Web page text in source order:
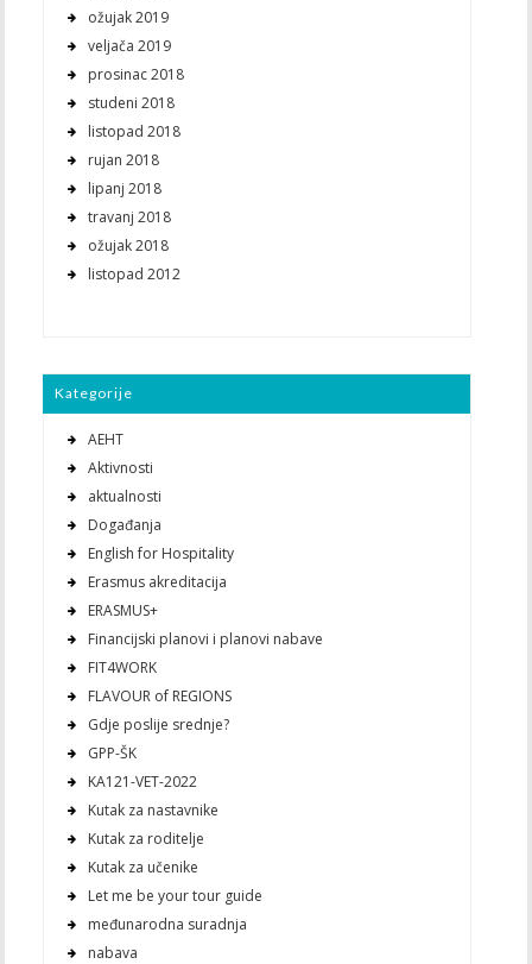
ožujak 2019
veljača 2019
prosinac 2018
studeni 2018
listopad 2018
rujan 2018
lipanj 2018
travanj 2018
ožujak 2018
listopad 2012
Kategorije
AEHT
Aktivnosti
aktualnosti
Događanja
English for Hospitality
Erasmus akreditacija
ERASMUS+
Financijski planovi i planovi nabave
FIT4WORK
FLAVOUR of REGIONS
Gdje poslije srednje?
GPP-ŠK
KA121-VET-2022
Kutak za nastavnike
Kutak za roditelje
Kutak za učenike
Let me be your tour guide
međunarodna suradnja
nabava